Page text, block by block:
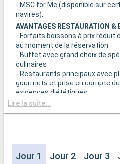
- MSC for Me (disponible sur
navires).
AVANTAGES RESTAURATION &
- Forfaits boissons à prix réduit
au moment de la réservation
- Buffet avec grand choix de
culinaires
- Restaurants principaux avec
gourmets et prise en compte
exigences diététiques
SPORT ET DIVERTISSEMENTS
- Programme varié de
- Salle de sport équipée avec vue
panoramique
Lire la suite...
Jour 1 Jour 2 Jour 3